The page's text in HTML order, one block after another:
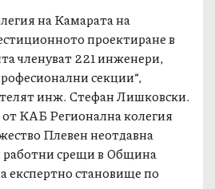
на Камарата на
проектиране в
членуват 221 инженери,
секции“,
инж. Стефан Лишковски.
от КАБ Регионална колегия
Плевен неотдавна
работни срещи в Община
експертно становище по